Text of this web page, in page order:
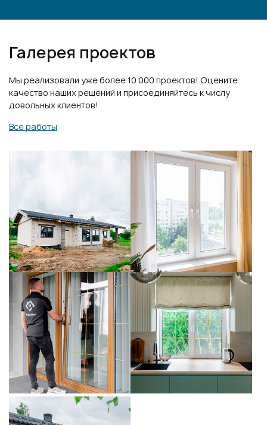
Галерея проектов
Все работы
Мы реализовали уже более 10 000 проектов! Оцените
качество наших решений и присоединяйтесь к числу
довольных клиентов!